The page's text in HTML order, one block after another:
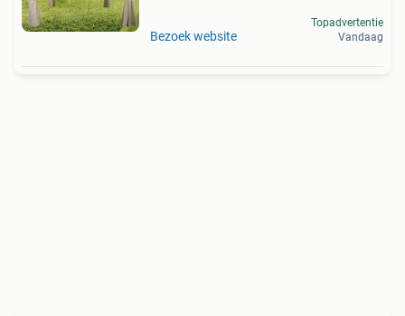
Bezoek website
Topadvertentie
Vandaag